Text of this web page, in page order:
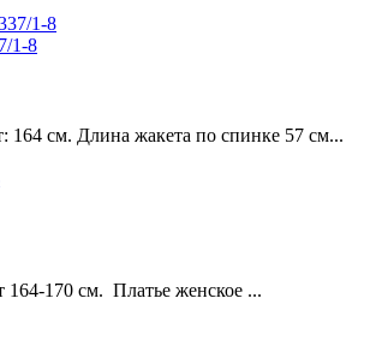
1-8
164 см. Длина жакета по спинке 57 см...
164-170 см. Платье женское ...